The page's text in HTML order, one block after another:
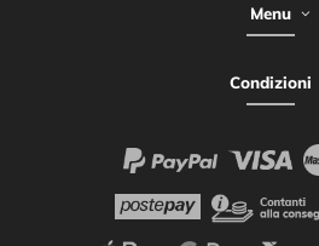
Menu
Condizioni